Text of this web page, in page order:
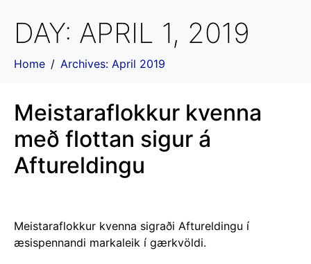
DAY: APRIL 1, 2019
Home Archives: April 2019
Meistaraflokkur kvenna
með flottan sigur á
Aftureldingu
Meistaraflokkur kvenna sigraði Aftureldingu í
æsispennandi markaleik í gærkvöldi.